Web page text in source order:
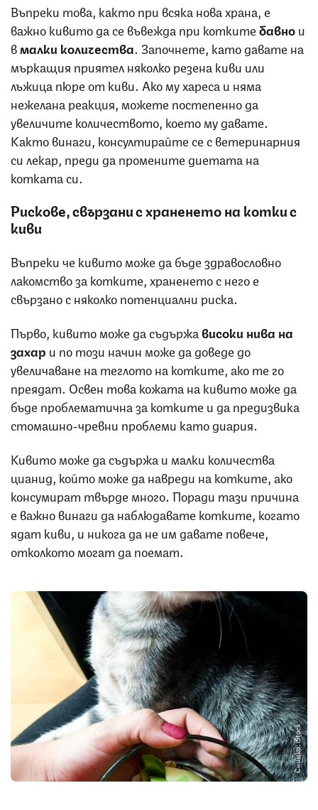
Въпреки това, както при всяка нова храна, е
важно кивито да се въвежда при коткитебавнои
вмалки количества. Започнете, като давате на
мъркащия приятел няколко резена киви или
лъжица пюре от киви. Ако му хареса и няма
нежелана реакция, можете постепенно да
увеличите количеството, което му давате.
Както винаги, консултирайте се с ветеринарния
си лекар, преди да промените диетата на
котката си.
Рискове, свързани с храненето на котки с
киви
Въпреки че кивито може да бъде здравословно
лакомство за котките, храненето с него е
свързано с няколко потенциални риска.
Първо, кивито може да съдържависоки нива на
захар и по този начин може да доведе до
увеличаване на теглото на котките, ако те го
преядат. Освен това кожата на кивито може да
бъде проблематична за котките и да предизвика
стомашно-чревни проблеми като диария.
Кивито може да съдържа и малки количества
цианид, който може да навреди на котките, ако
консумират твърде много. Поради тази причина
е важно винаги да наблюдавате котките, когато
ядат киви, и никога да не им давате повече,
отколкото могат да поемат.
Снимка: iStock